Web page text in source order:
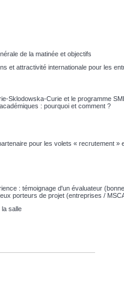
de la matinée et objectifs
et attractivité internationale pour les
Sklodowska-Curie et le programme
: pourquoi et comment ?
pour les volets « recrutement
: témoignage d'un évaluateur
porteurs de projet (entreprises /
la salle